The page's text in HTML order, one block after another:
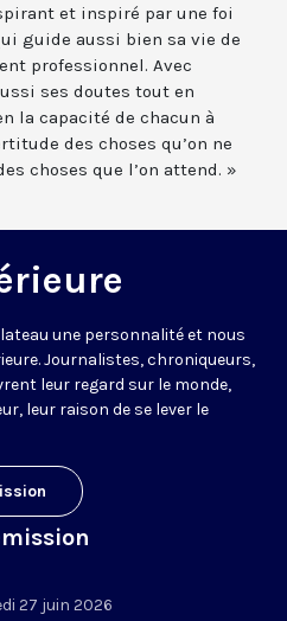
et inspiré par une foi
guide aussi bien sa vie de
professionnel. Avec
ses doutes tout en
la capacité de chacun à
des choses qu’on ne
choses que l’on attend. »
une personnalité et nous
Journalistes, chroniqueurs,
leur regard sur le monde,
leur raison de se lever le
27 juin 2026